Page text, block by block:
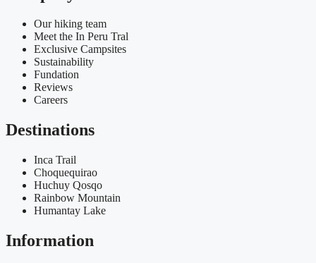
Our hiking team
Meet the In Peru Tral
Exclusive Campsites
Sustainability
Fundation
Reviews
Careers
Destinations
Inca Trail
Choquequirao
Huchuy Qosqo
Rainbow Mountain
Humantay Lake
Information